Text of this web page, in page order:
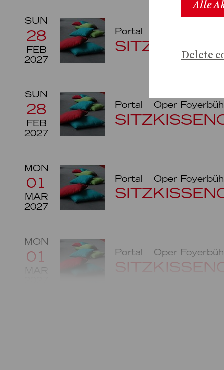
SUN
28
FEB
2027
Portal
SUN
28
FEB
2027
Portal Oper
MON
01
MAR
2027
Portal Oper
MON
01
MAR
Portal Oper
Alle
Delete